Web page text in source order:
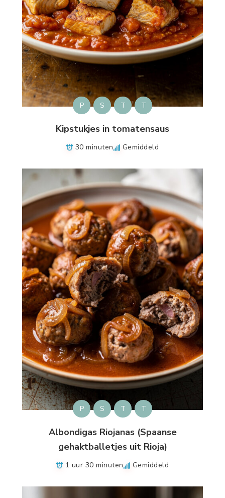
P S T T
Kipstukjes in tomatensaus
30 minuten Gemiddeld
P S T T
Albondigas Riojanas (Spaanse
gehaktballetjes uit Rioja)
1 uur 30 minuten Gemiddeld